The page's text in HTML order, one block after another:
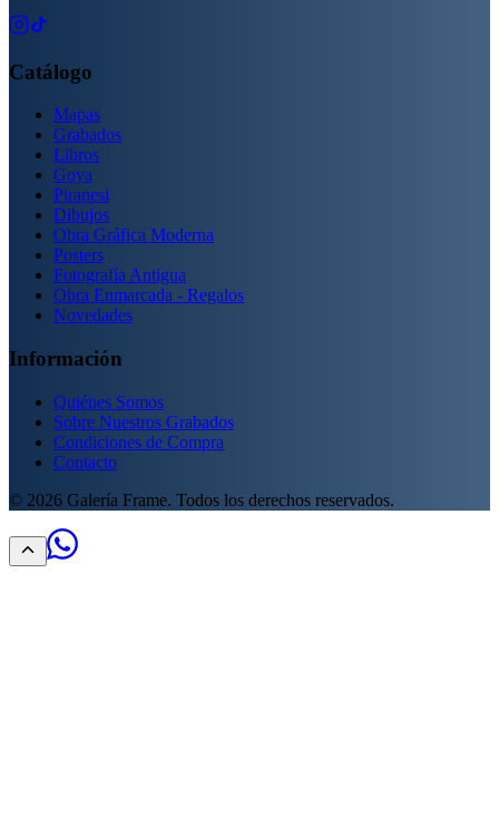
Catálogo
Mapas
Grabados
Libros
Goya
Piranesi
Dibujos
Obra Gráfica Moderna
Posters
Fotografía Antigua
Obra Enmarcada - Regalos
Novedades
Información
Quiénes Somos
Sobre Nuestros Grabados
Condiciones de Compra
Contacto
© 2026 Galería Frame. Todos los derechos reservados.